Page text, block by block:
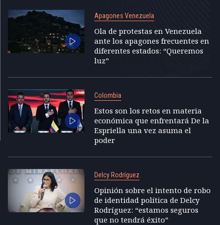
Apagones Venezuela
Ola de protestas en Venezuela
ante los apagones frecuentes en
diferentes estados: “Queremos
luz”
Colombia
Estos son los retos en materia
económica que enfrentará De la
Espriella una vez asuma el
poder
Delcy Rodríguez
Opinión sobre el intento de robo
de identidad política de Delcy
Rodríguez: “estamos seguros
que no tendrá éxito”